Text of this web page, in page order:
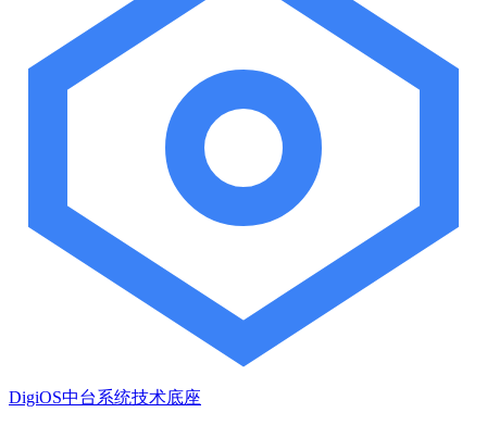
DigiOS中台系统技术底座